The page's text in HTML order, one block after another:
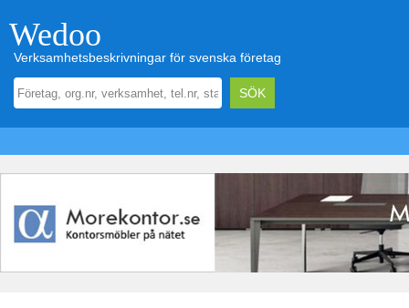
Wedoo
Verksamhetsbeskrivningar för svenska företag